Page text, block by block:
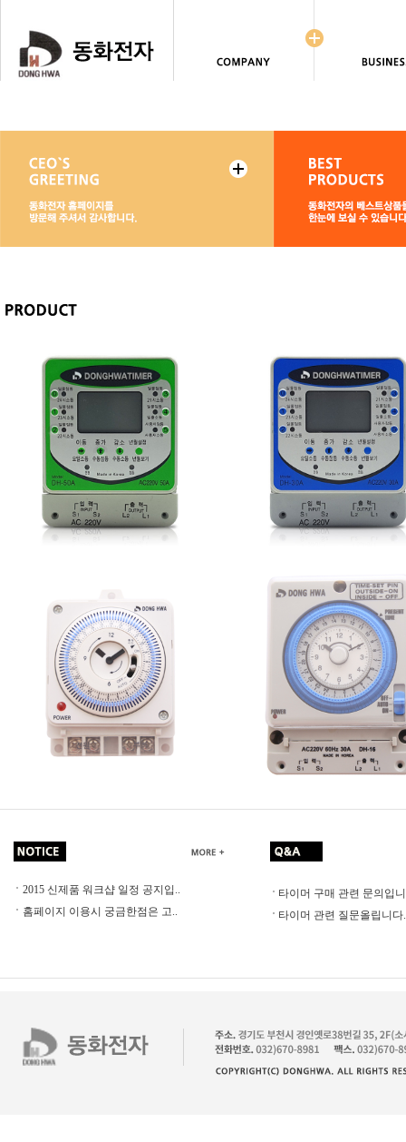
2015 신제품 워크샵 일정 공지입..
홈페이지 이용시 궁금한점은 고..
타이머 구매 관련 문의입
타이머 관련 질문올립니다.